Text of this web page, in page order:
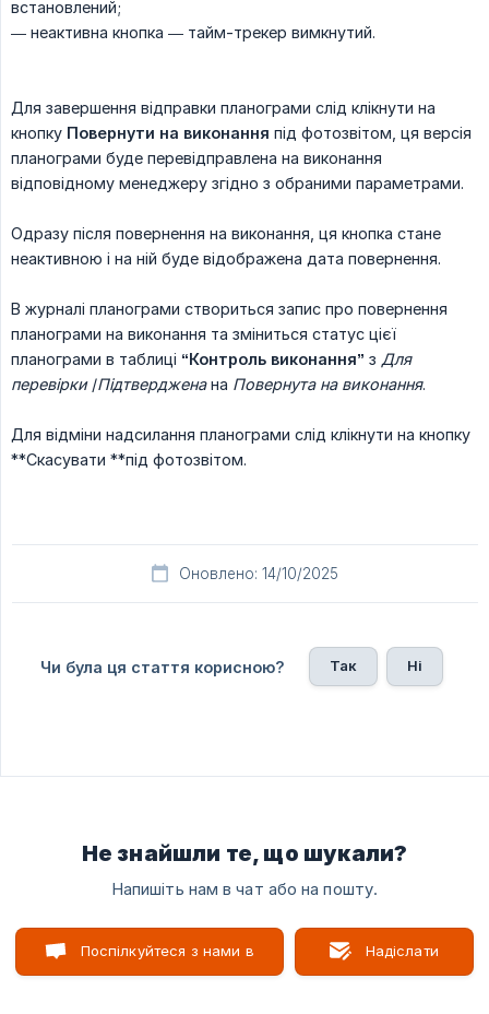
встановлений;
— неактивна кнопка — тайм-трекер вимкнутий.
Для завершення відправки планограми слід клікнути на
кнопку Повернути на виконання під фотозвітом, ця версія
планограми буде перевідправлена на виконання
відповідному менеджеру згідно з обраними параметрами.
Одразу після повернення на виконання, ця кнопка стане
неактивною і на ній буде відображена дата повернення.
В журналі планограми створиться запис про повернення
планограми на виконання та зміниться статус цієї
планограми в таблиці “Контроль виконання” з Для
перевірки/Підтвердженана Повернута на виконання.
Для відміни надсилання планограми слід клікнути на кнопку
**Скасувати **під фотозвітом.
Оновлено: 14/10/2025
Чи була ця стаття корисною? Так Ні
Не знайшли те, що шукали?
Напишіть нам в чат або на пошту.
Поспілкуйтеся з нами в Надіслати